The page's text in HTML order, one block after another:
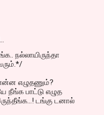
நல்லாயிருந்தா
என்ன எழுதணும்?
பாட்டு எழுத
டங்கு டனால்